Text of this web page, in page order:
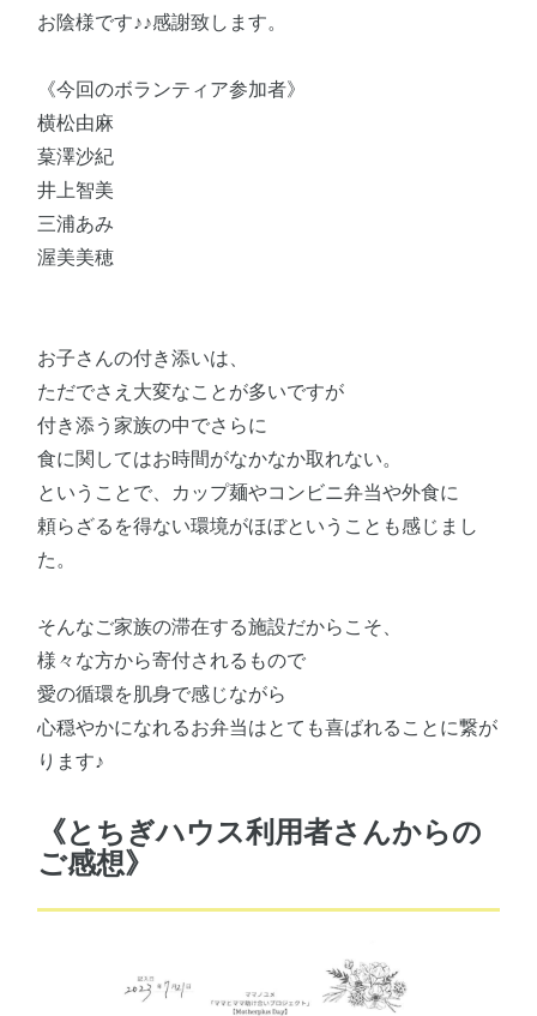
お陰様です♪♪感謝致します。
《今回のボランティア参加者》
横松由麻
葈澤沙紀
井上智美
三浦あみ
渥美美穂
お子さんの付き添いは、
ただでさえ大変なことが多いですが
付き添う家族の中でさらに
食に関してはお時間がなかなか取れない。
ということで、カップ麺やコンビニ弁当や外食に
頼らざるを得ない環境がほぼということも感じまし
た。
そんなご家族の滞在する施設だからこそ、
様々な方から寄付されるもので
愛の循環を肌身で感じながら
心穏やかになれるお弁当はとても喜ばれることに繋が
ります♪
《とちぎハウス利用者さんからの
ご感想》